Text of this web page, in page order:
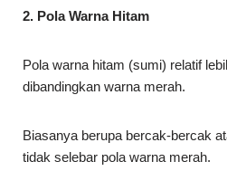
2. Pola Warna Hitam
Pola warna hitam (sumi) relatif
dibandingkan warna merah.
Biasanya berupa bercak-bercak
tidak selebar pola warna merah.